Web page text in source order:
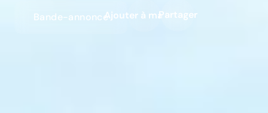
Bande-annonceAjouter à ma liste
Partager